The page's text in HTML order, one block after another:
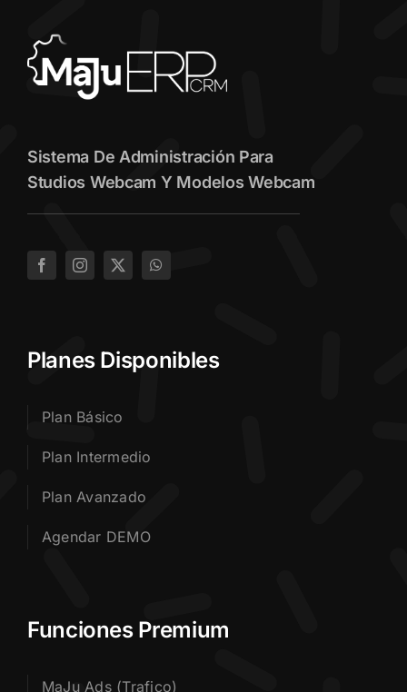
Sistema De Administración Para
Studios Webcam Y Modelos Webcam
Planes Disponibles
Plan Básico
Plan Intermedio
Plan Avanzado
Agendar DEMO
Funciones Premium
MaJu Ads (Trafico)